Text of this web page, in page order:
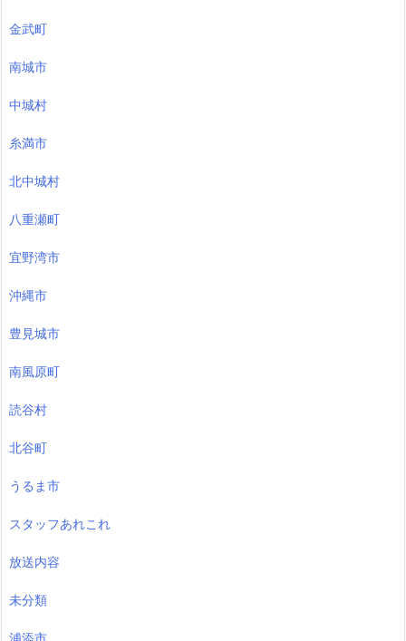
金武町
南城市
中城村
糸満市
北中城村
八重瀬町
宜野湾市
沖縄市
豊見城市
南風原町
読谷村
北谷町
うるま市
スタッフあれこれ
放送内容
未分類